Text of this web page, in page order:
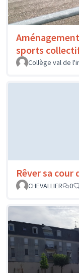
sports
Collège val de
Rêver sa cour
CHEVALLIER
0